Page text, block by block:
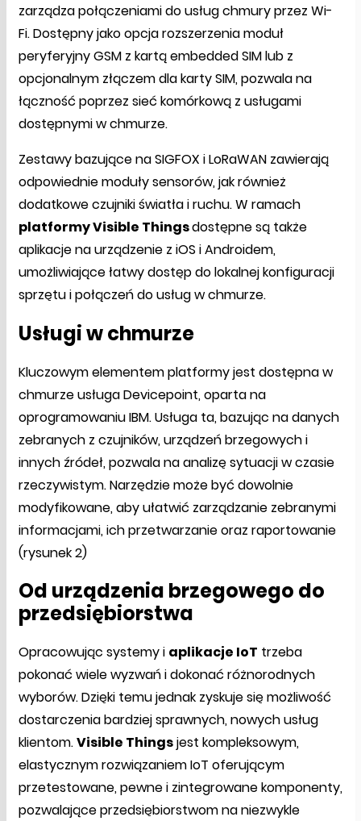
zarządza połączeniami do usług chmury przez Wi-
Fi. Dostępny jako opcja rozszerzenia moduł
peryferyjny GSM z kartą embedded SIM lub z
opcjonalnym złączem dla karty SIM, pozwala na
łączność poprzez sieć komórkową z usługami
dostępnymi w chmurze.
Zestawy bazujące na SIGFOX i LoRaWAN zawierają
odpowiednie moduły sensorów, jak również
dodatkowe czujniki światła i ruchu. W ramach
platformy Visible Thingsdostępne są także
aplikacje na urządzenie z iOS i Androidem,
umożliwiające łatwy dostęp do lokalnej konfiguracji
sprzętu i połączeń do usług w chmurze.
Usługi w chmurze
Kluczowym elementem platformy jest dostępna w
chmurze usługa Devicepoint, oparta na
oprogramowaniu IBM. Usługa ta, bazując na danych
zebranych z czujników, urządzeń brzegowych i
innych źródeł, pozwala na analizę sytuacji w czasie
rzeczywistym. Narzędzie może być dowolnie
modyfikowane, aby ułatwić zarządzanie zebranymi
informacjami, ich przetwarzanie oraz raportowanie
(rysunek 2)
Od urządzenia brzegowego do
przedsiębiorstwa
Opracowując systemy i aplikacje IoT trzeba
pokonać wiele wyzwań i dokonać różnorodnych
wyborów. Dzięki temu jednak zyskuje się możliwość
dostarczenia bardziej sprawnych, nowych usług
klientom.Visible Thingsjest kompleksowym,
elastycznym rozwiązaniem IoT oferującym
przetestowane, pewne i zintegrowane komponenty,
pozwalające przedsiębiorstwom na niezwykle